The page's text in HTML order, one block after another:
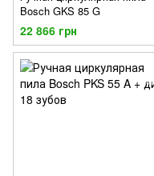
Bosch GKS 85 G
22 866 грн